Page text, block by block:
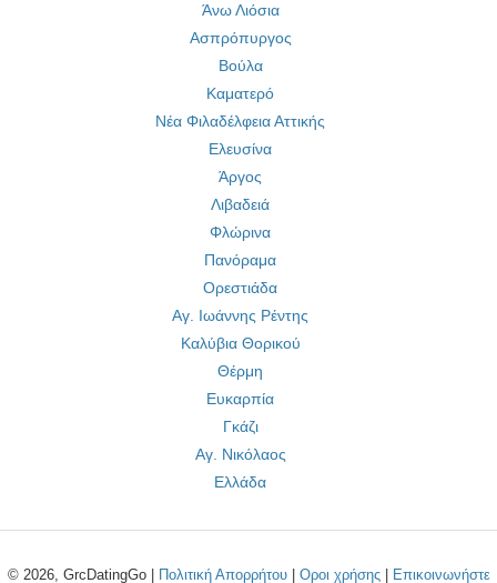
Άνω Λιόσια
Ασπρόπυργος
Βούλα
Καματερό
Νέα Φιλαδέλφεια Αττικής
Ελευσίνα
Άργος
Λιβαδειά
Φλώρινα
Πανόραμα
Ορεστιάδα
Αγ. Ιωάννης Ρέντης
Καλύβια Θορικού
Θέρμη
Ευκαρπία
Γκάζι
Αγ. Νικόλαος
Ελλάδα
© 2026, GrcDatingGo | Πολιτική Απορρήτου| Οροι χρήσης| Επικοινωνήστε